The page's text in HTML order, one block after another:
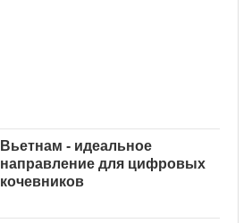
Вьетнам - идеальное
направление для цифровых
кочевников